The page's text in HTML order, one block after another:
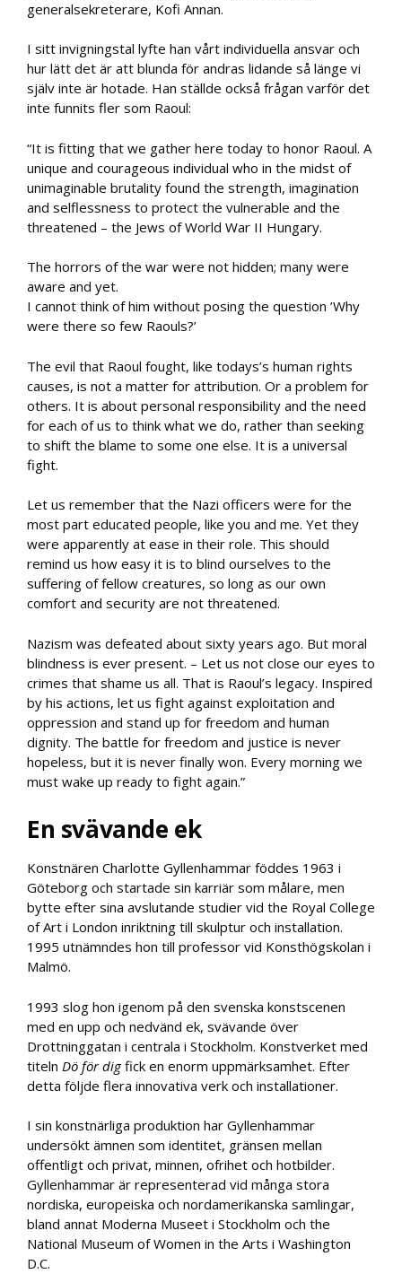
generalsekreterare, Kofi Annan.
I sitt invigningstal lyfte han vårt individuella ansvar och
hur lätt det är att blunda för andras lidande så länge vi
själv inte är hotade. Han ställde också frågan varför det
inte funnits fler som Raoul:
“It is fitting that we gather here today to honor Raoul. A
unique and courageous individual who in the midst of
unimaginable brutality found the strength, imagination
and selflessness to protect the vulnerable and the
threatened – the Jews of World War II Hungary.
The horrors of the war were not hidden; many were
aware and yet.
I cannot think of him without posing the question ’Why
were there so few Raouls?’
The evil that Raoul fought, like todays’s human rights
causes, is not a matter for attribution. Or a problem for
others. It is about personal responsibility and the need
for each of us to think what we do, rather than seeking
to shift the blame to some one else. It is a universal
fight.
Let us remember that the Nazi officers were for the
most part educated people, like you and me. Yet they
were apparently at ease in their role. This should
remind us how easy it is to blind ourselves to the
suffering of fellow creatures, so long as our own
comfort and security are not threatened.
Nazism was defeated about sixty years ago. But moral
blindness is ever present. – Let us not close our eyes to
crimes that shame us all. That is Raoul’s legacy. Inspired
by his actions, let us fight against exploitation and
oppression and stand up for freedom and human
dignity. The battle for freedom and justice is never
hopeless, but it is never finally won. Every morning we
must wake up ready to fight again.”
En svävande ek
Konstnären Charlotte Gyllenhammar föddes 1963 i
Göteborg och startade sin karriär som målare, men
bytte efter sina avslutande studier vid the Royal College
of Art i London inriktning till skulptur och installation.
1995 utnämndes hon till professor vid Konsthögskolan i
Malmö.
1993 slog hon igenom på den svenska konstscenen
med en upp och nedvänd ek, svävande över
Drottninggatan i centrala i Stockholm. Konstverket med
titeln Dö för digfick en enorm uppmärksamhet. Efter
detta följde flera innovativa verk och installationer.
I sin konstnärliga produktion har Gyllenhammar
undersökt ämnen som identitet, gränsen mellan
offentligt och privat, minnen, ofrihet och hotbilder.
Gyllenhammar är representerad vid många stora
nordiska, europeiska och nordamerikanska samlingar,
bland annat Moderna Museet i Stockholm och the
National Museum of Women in the Arts i Washington
D.C.